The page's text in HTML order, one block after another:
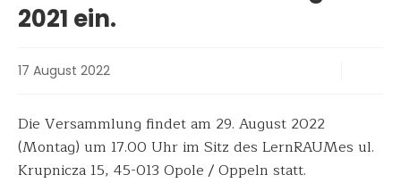
2021 ein.
17 August 2022
Die Versammlung findet am 29. August 2022
(Montag) um 17.00 Uhr im Sitz des LernRAUMes ul.
Krupnicza 15, 45-013 Opole / Oppeln statt.